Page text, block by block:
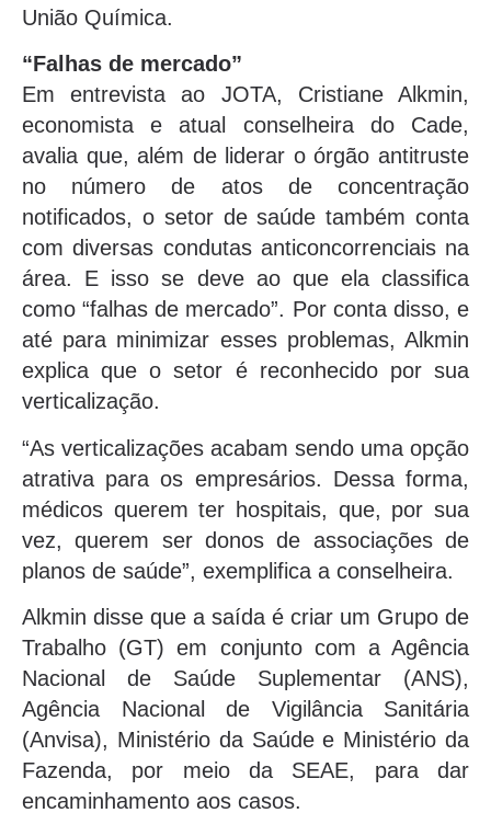
União Química.
“Falhas de mercado”
Em entrevista ao JOTA, Cristiane Alkmin,
economista e atual conselheira do Cade,
avalia que, além de liderar o órgão antitruste
no número de atos de concentração
notificados, o setor de saúde também conta
com diversas condutas anticoncorrenciais na
área. E isso se deve ao que ela classifica
como “falhas de mercado”. Por conta disso, e
até para minimizar esses problemas, Alkmin
explica que o setor é reconhecido por sua
verticalização.
“As verticalizações acabam sendo uma opção
atrativa para os empresários. Dessa forma,
médicos querem ter hospitais, que, por sua
vez, querem ser donos de associações de
planos de saúde”, exemplifica a conselheira.
Alkmin disse que a saída é criar um Grupo de
Trabalho (GT) em conjunto com a Agência
Nacional de Saúde Suplementar (ANS),
Agência Nacional de Vigilância Sanitária
(Anvisa), Ministério da Saúde e Ministério da
Fazenda, por meio da SEAE, para dar
encaminhamento aos casos.